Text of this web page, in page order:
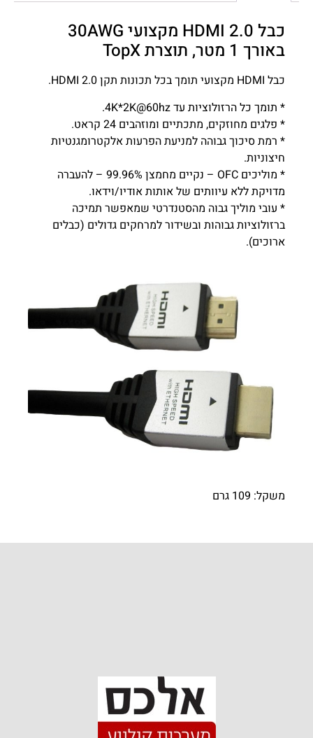
כבל HDMI 2.0 מקצועי 30AWG
באורך 1 מטר, תוצרת TopX
כבל HDMI מקצועי תומך בכל תכונות תקן HDMI 2.0.
* תומך כל הרזולוציות עד 4K*2K@60hz.
* פלגים מחוזקים, מתכתיים ומוזהבים 24 קראט.
* רמת סיכוך גבוהה למניעת הפרעות אלקטרומגנטיות
חיצוניות.
* מוליכים OFC – נקיים מחמצן 99.96% – להעברה
מדויקת ללא עיוותים של אותות אודיו/וידאו.
* עובי מוליך גבוה מהסטנדרטי שמאפשר תמיכה
ברזולוציות גבוהות ובשידור למרחקים גדולים (כבלים
ארוכים).
משקל: 109 גרם